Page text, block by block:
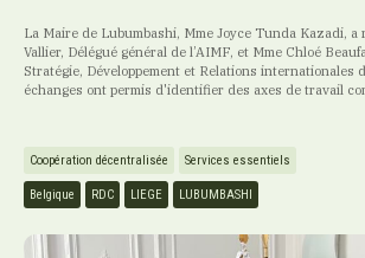
La Maire de Lubumbashi, Mme Joyce Tunda Kazadi,
Vallier, Délégué général de l’AIMF, et Mme Chloé
Stratégie, Développement et Relations internationales
échanges ont permis d'identifier des axes de travail
Coopération décentralisée Services essentiels
Belgique RDC LIEGE LUBUMBASHI